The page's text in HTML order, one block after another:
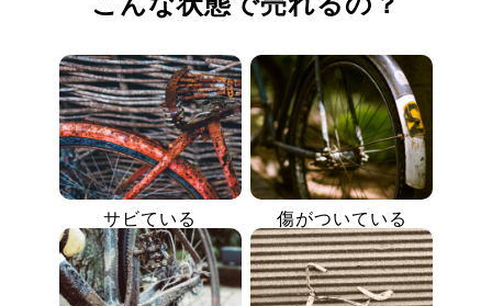
サビている 傷がついている